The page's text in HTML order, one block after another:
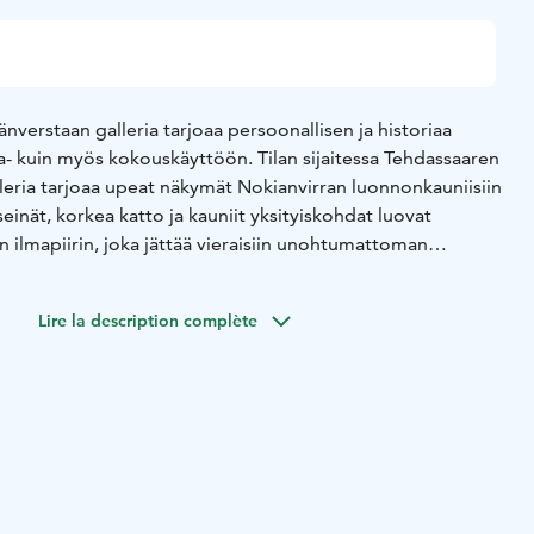
galleria tarjoaa persoonallisen ja historiaa
kuin myös kokouskäyttöön. Tilan sijaitessa Tehdassaaren
tarjoaa upeat näkymät Nokianvirran luonnonkauniisiin
korkea katto ja kauniit yksityiskohdat luovat
ilmapiirin, joka jättää vieraisiin unohtumattoman
Tämä on paikka, jossa historia ja
Lire la description complète